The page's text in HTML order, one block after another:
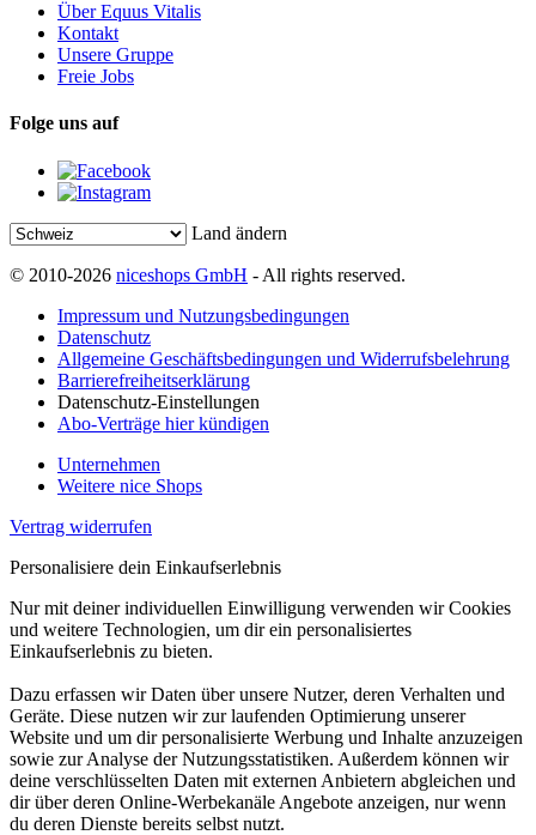
Über Equus Vitalis
Kontakt
Unsere Gruppe
Freie Jobs
Folge uns auf
Land ändern
© 2010-2026 niceshops GmbH - All rights reserved.
Impressum und Nutzungsbedingungen
Datenschutz
Allgemeine Geschäftsbedingungen und Widerrufsbelehrung
Barrierefreiheitserklärung
Datenschutz-Einstellungen
Abo-Verträge hier kündigen
Unternehmen
Weitere nice Shops
Vertrag widerrufen
Personalisiere dein Einkaufserlebnis
Nur mit deiner individuellen Einwilligung verwenden wir Cookies
und weitere Technologien, um dir ein personalisiertes
Einkaufserlebnis zu bieten.
Dazu erfassen wir Daten über unsere Nutzer, deren Verhalten und
Geräte. Diese nutzen wir zur laufenden Optimierung unserer
Website und um dir personalisierte Werbung und Inhalte anzuzeigen
sowie zur Analyse der Nutzungsstatistiken. Außerdem können wir
deine verschlüsselten Daten mit externen Anbietern abgleichen und
dir über deren Online-Werbekanäle Angebote anzeigen, nur wenn
du deren Dienste bereits selbst nutzt.